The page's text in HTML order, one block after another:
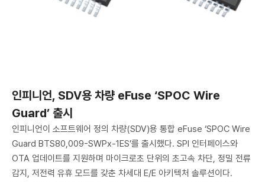
인피니언, SDV용 차량 eFuse ‘SPOC Wire
Guard’ 출시
인피니언이 소프트웨어 정의 차량(SDV)용 통합 eFuse ‘SPOC Wire
Guard BTS80,009-SWPx-1ES’를 출시했다. SPI 인터페이스와
OTA 업데이트를 지원하며 마이크로초 단위의 초고속 차단, 정밀 전류
감지, 저전력 유휴 모드를 갖춘 차세대 E/E 아키텍처 솔루션이다.